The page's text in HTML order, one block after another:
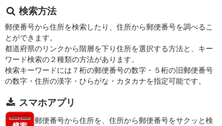
検索方法
郵便番号から住所を検索したり、住所から郵便番号を調べるこ
とができます。
都道府県のリンクから階層を下り住所を選択する方法と、キー
ワード検索の２種類の方法があります。
検索キーワードには７桁の郵便番号の数字・５桁の旧郵便番号
の数字・住所の漢字・ひらがな・カタカナを指定可能です。
スマホアプリ
郵便番号から住所を、住所から郵便番号をサクッと検